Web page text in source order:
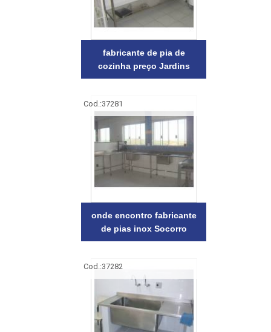
fabricante de pia de
cozinha preço Jardins
Cod.:37281
onde encontro fabricante
de pias inox Socorro
Cod.:37282